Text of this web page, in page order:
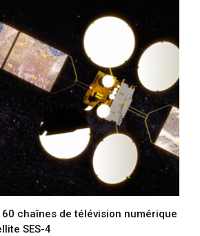
60 chaînes de télévision numérique
SES-4